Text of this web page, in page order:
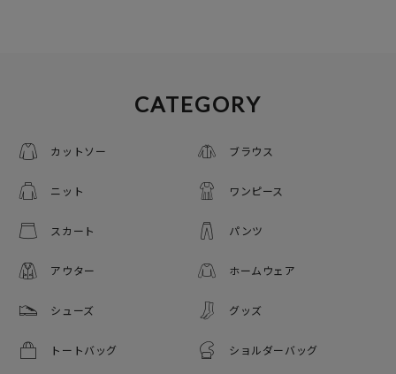
CATEGORY
カットソー ブラウス
ニット ワンピース
スカート パンツ
アウター ホームウェア
シューズ グッズ
トートバッグ ショルダーバッグ